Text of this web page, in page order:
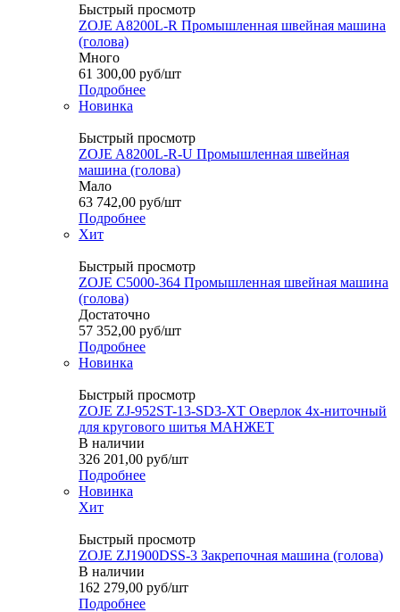
Быстрый просмотр
ZOJE A8200L-R Промышленная швейная машина
(голова)
Много
61 300,00 руб/шт
Подробнее
Новинка
Быстрый просмотр
ZOJE A8200L-R-U Промышленная швейная
машина (голова)
Мало
63 742,00 руб/шт
Подробнее
Хит
Быстрый просмотр
ZOJE C5000-364 Промышленная швейная машина
(голова)
Достаточно
57 352,00 руб/шт
Подробнее
Новинка
Быстрый просмотр
ZOJE ZJ-952ST-13-SD3-XT Оверлок 4х-ниточный
для кругового шитья МАНЖЕТ
В наличии
326 201,00 руб/шт
Подробнее
Новинка
Хит
Быстрый просмотр
ZOJE ZJ1900DSS-3 Закрепочная машина (голова)
В наличии
162 279,00 руб/шт
Подробнее